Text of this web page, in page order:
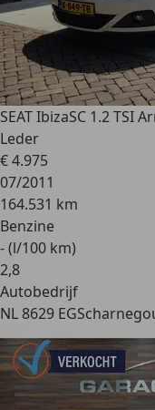
SEAT IbizaSC 1.2 TSI
Leder
€ 4.975
07/2011
164.531 km
Benzine
- (l/100 km)
2,8
Autobedrijf
NL 8629 EG